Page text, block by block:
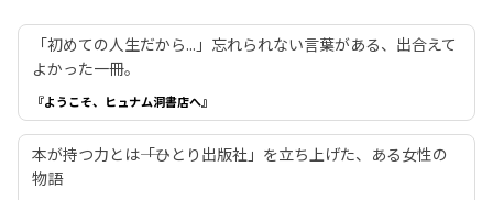
「初めての人生だから...」忘れられない言葉がある、出合えて
よかった一冊。
『ようこそ、ヒュナム洞書店へ』
本が持つ力とは――「ひとり出版社」を立ち上げた、ある女性の
物語